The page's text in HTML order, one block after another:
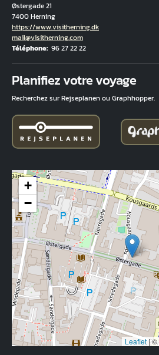
Østergade 21
7400 Herning
Hjemmeside
https://www.visitherning.dk
Courriel
mail@visitherning.com
Téléphone 96 27 22 22
Planifiez votre voyage
Recherchez sur Rejseplanen ou Graphhopper.
+
−
Leaflet|©